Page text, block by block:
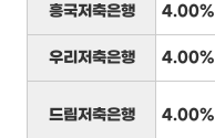
흥국저축은행 4.00%
우리저축은행 4.00%
드림저축은행 4.00%